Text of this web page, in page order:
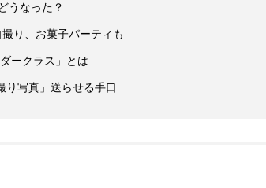
うなった？
り、お菓子パーティも
ークラス」とは
写真」送らせる手口